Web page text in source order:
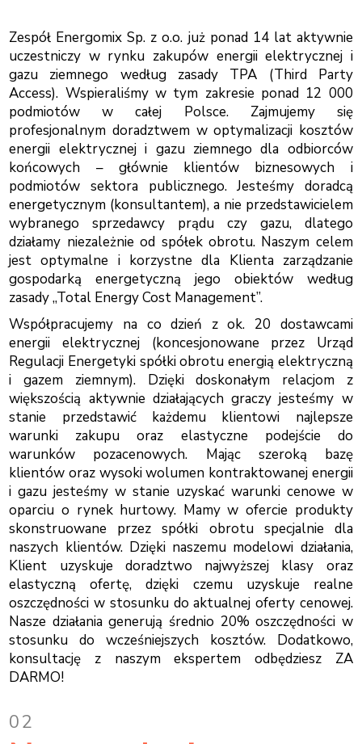
Zespół Energomix Sp. z o.o. już ponad 14 lat aktywnie
uczestniczy w rynku zakupów energii elektrycznej i
gazu ziemnego według zasady TPA (Third Party
Access). Wspieraliśmy w tym zakresie ponad 12 000
podmiotów w całej Polsce. Zajmujemy się
profesjonalnym doradztwem w optymalizacji kosztów
energii elektrycznej i gazu ziemnego dla odbiorców
końcowych – głównie klientów biznesowych i
podmiotów sektora publicznego. Jesteśmy doradcą
energetycznym (konsultantem), a nie przedstawicielem
wybranego sprzedawcy prądu czy gazu, dlatego
działamy niezależnie od spółek obrotu. Naszym celem
jest optymalne i korzystne dla Klienta zarządzanie
gospodarką energetyczną jego obiektów według
zasady „Total Energy Cost Management”.
Współpracujemy na co dzień z ok. 20 dostawcami
energii elektrycznej (koncesjonowane przez Urząd
Regulacji Energetyki spółki obrotu energią elektryczną
i gazem ziemnym). Dzięki doskonałym relacjom z
większością aktywnie działających graczy jesteśmy w
stanie przedstawić każdemu klientowi najlepsze
warunki zakupu oraz elastyczne podejście do
warunków pozacenowych. Mając szeroką bazę
klientów oraz wysoki wolumen kontraktowanej energii
i gazu jesteśmy w stanie uzyskać warunki cenowe w
oparciu o rynek hurtowy. Mamy w ofercie produkty
skonstruowane przez spółki obrotu specjalnie dla
naszych klientów. Dzięki naszemu modelowi działania,
Klient uzyskuje doradztwo najwyższej klasy oraz
elastyczną ofertę, dzięki czemu uzyskuje realne
oszczędności w stosunku do aktualnej oferty cenowej.
Nasze działania generują średnio 20% oszczędności w
stosunku do wcześniejszych kosztów. Dodatkowo,
konsultację z naszym ekspertem odbędziesz ZA
DARMO!
02